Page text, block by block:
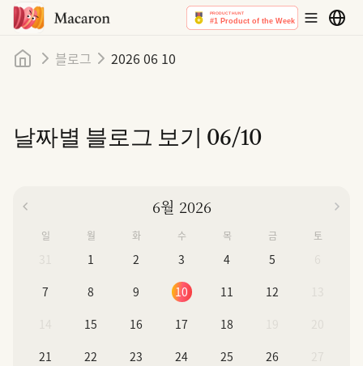
홈 블로그 2026 06 10
날짜별 블로그 보기06/10
6월 2026
일 월 화 수 목 금 토
1 2 3 4 5
7
8 9 10 11 12
15 16 17 18
21
22 23 24 25 26